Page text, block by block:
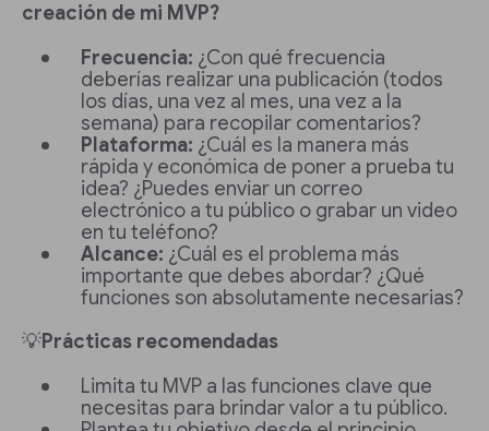
creación de mi MVP?
Frecuencia: ¿Con qué frecuencia
deberías realizar una publicación (todos
los días, una vez al mes, una vez a la
semana) para recopilar comentarios?
Plataforma: ¿Cuál es la manera más
rápida y económica de poner a prueba tu
idea? ¿Puedes enviar un correo
electrónico a tu público o grabar un video
en tu teléfono?
Alcance: ¿Cuál es el problema más
importante que debes abordar? ¿Qué
funciones son absolutamente necesarias?
💡Prácticas recomendadas
Limita tu MVP a las funciones clave que
necesitas para brindar valor a tu público.